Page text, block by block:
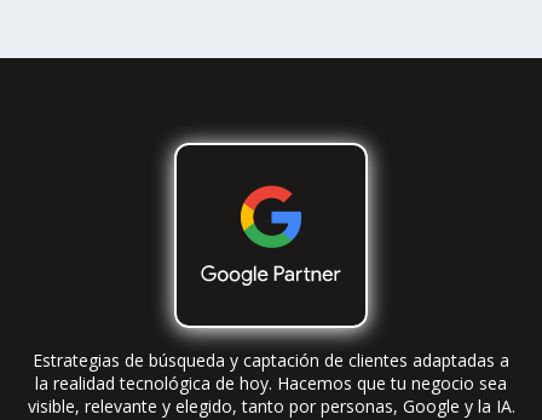
Estrategias de búsqueda y captación de clientes adaptadas a
la realidad tecnológica de hoy. Hacemos que tu negocio sea
visible, relevante y elegido, tanto por personas, Google y la IA.